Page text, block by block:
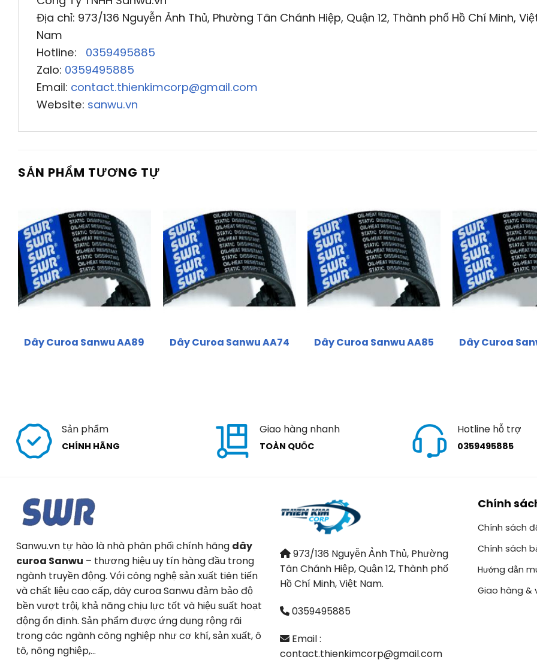
Địa chỉ: 973/136 Nguyễn Ảnh Thủ, Phường Tân Chánh Hiệp, Quận 12, Thành phố Hồ Chí Minh,
Nam
Hotline: 0359495885
Zalo: 0359495885
Email: contact.thienkimcorp@gmail.com
Website: sanwu.vn
SẢN PHẨM TƯƠNG TỰ
Dây Curoa Sanwu AA89 Dây Curoa Sanwu AA74 Dây Curoa Sanwu AA85 Dây Curoa
Sản phẩm
CHÍNH HÃNG
Giao hàng nhanh
TOÀN QUỐC
Hotline hỗ trợ
0359495885
Sanwu.vn tự hào là nhà phân phối chính hãng dây
curoa Sanwu – thương hiệu uy tín hàng đầu trong
ngành truyền động. Với công nghệ sản xuất tiên tiến
và chất liệu cao cấp, dây curoa Sanwu đảm bảo độ
bền vượt trội, khả năng chịu lực tốt và hiệu suất hoạt
động ổn định. Sản phẩm được ứng dụng rộng rãi
trong các ngành công nghiệp như cơ khí, sản xuất, ô
tô, nông nghiệp,…
973/136 Nguyễn Ảnh Thủ, Phường
Tân Chánh Hiệp, Quận 12, Thành phố
Hồ Chí Minh, Việt Nam.
0359495885
Email :
contact.thienkimcorp@gmail.com
Chính
Chính sách
Chính sách
Hướng dẫn
Giao hàng &